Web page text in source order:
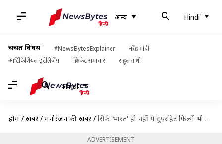
अन्य Hindi
चर्चित विषय #NewsBytesExplainer
नरेंद्र मोदी
आर्टिफिशियल इंटेलिजेंस
क्रिकेट समाचार राहुल गांधी
Hindi
होम / खबरें / मनोरंजन की खबरें / सिर्फ 'भारत' ही नहीं ये सुपरहिट फिल्में भी हैं कोरियन मूवीज की हिंदी रीमेक
ADVERTISEMENT